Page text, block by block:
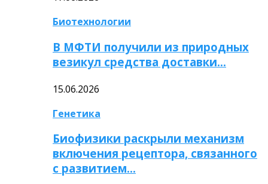
Биотехнологии
В МФТИ получили из природных
везикул средства доставки…
15.06.2026
Генетика
Биофизики раскрыли механизм
включения рецептора, связанного
с развитием…